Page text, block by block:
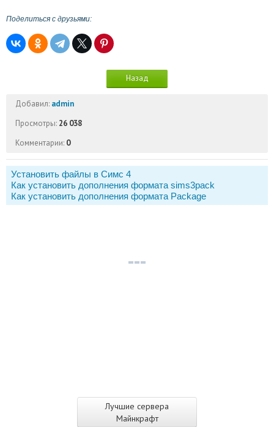
Лучшие сервера
Майнкрафт
Поделиться с друзьями:
Назад
Добавил: admin
Просмотры: 26 038
Комментарии: 0
Установить файлы в Симс 4
Как установить дополнения формата sims3pack
Как установить дополнения формата Package